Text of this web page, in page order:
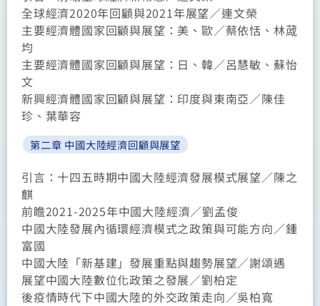
全球經濟2020年回顧與2021年展望／連文榮
主要經濟體國家回顧與展望：美、歐／蔡依恬、林蒧
均
主要經濟體國家回顧與展望：日、韓／呂慧敏、蘇怡
文
新興經濟體國家回顧與展望：印度與東南亞／陳佳
珍、葉華容
第二章 中國大陸經濟回顧與展望
引言：十四五時期中國大陸經濟發展模式展望／陳之
麒
前瞻2021-2025年中國大陸經濟／劉孟俊
中國大陸發展內循環經濟模式之政策與可能方向／鍾
富國
中國大陸「新基建」發展重點與趨勢展望／謝頌遇
展望中國大陸數位化政策之發展／劉柏定
後疫情時代下中國大陸的外交政策走向／吳柏寬